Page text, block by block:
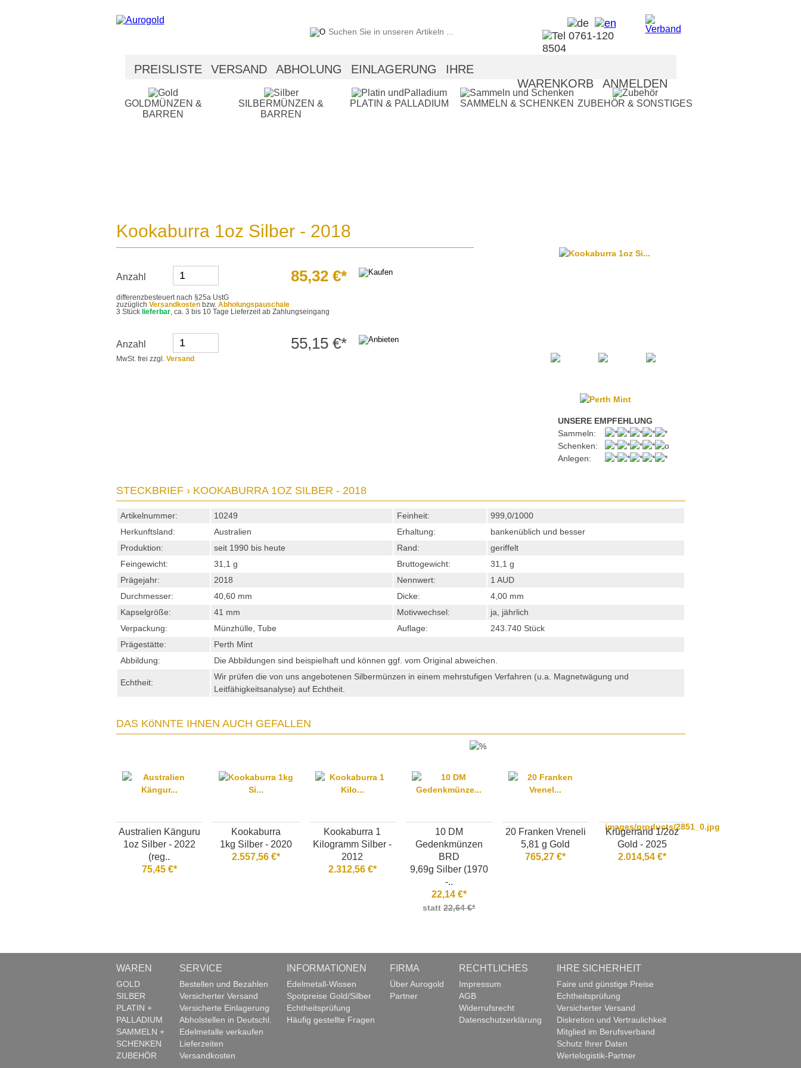
PREISLISTE VERSAND ABHOLUNG EINLAGERUNG
IHRE
WARENKORB ANMELDEN
GOLDMÜNZEN &
BARREN
SILBERMÜNZEN &
BARREN
PLATIN & PALLADIUM SAMMELN & SCHENKEN ZUBEHÖR & SONSTIGES
Kookaburra 1oz Silber - 2018
Anzahl 85,32 €*
differenzbesteuert nach §25a UstG
zuzüglich Versandkostenbzw. Abholungspauschale
3 Stück lieferbar, ca. 3 bis 10 Tage Lieferzeit ab Zahlungseingang
Anzahl 55,15 €*
MwSt. frei zzgl. Versand
UNSERE EMPFEHLUNG
Sammeln:
Schenken:
Anlegen:
STECKBRIEF › KOOKABURRA 1OZ SILBER - 2018
Artikelnummer: 10249 Feinheit:
999,0/1000
Herkunftsland:
Australien Erhaltung:
bankenüblich und besser
Produktion:
seit 1990 bis heute Rand:
geriffelt
Feingewicht:
31,1 g Bruttogewicht:
31,1 g
Prägejahr:
2018 Nennwert:
1 AUD
Durchmesser:
40,60 mm Dicke:
4,00 mm
Kapselgröße:
41 mm Motivwechsel:
ja, jährlich
Verpackung:
Münzhülle, Tube Auflage:
243.740 Stück
Prägestätte:
Perth Mint
Abbildung:
Die Abbildungen sind beispielhaft und können ggf. vom Original abweichen.
Echtheit:
Wir prüfen die von uns angebotenen Silbermünzen in einem mehrstufigen Verfahren (u.a. Magnetwägung und
Leitfähigkeitsanalyse) auf Echtheit.
DAS KöNNTE IHNEN AUCH GEFALLEN
Australien Känguru
1oz Silber - 2022
(reg..
75,45 €*
Kookaburra
1kg Silber - 2020
2.557,56 €*
Kookaburra 1
Kilogramm Silber -
2012
2.312,56 €*
10 DM
Gedenkmünzen
BRD
9,69g Silber (1970
-..
22,14 €*
statt 22,64 €*
20 Franken Vreneli
5,81 g Gold
765,27 €*
images/products/2851_0.jpg
Krügerrand 1/2oz
Gold - 2025
2.014,54 €*
WAREN
GOLD
SILBER
PLATIN +
PALLADIUM
SAMMELN +
SCHENKEN
ZUBEHÖR
SERVICE
Bestellen und Bezahlen
Versicherter Versand
Versicherte Einlagerung
Abholstellen in Deutschl.
Edelmetalle verkaufen
Lieferzeiten
Versandkosten
INFORMATIONEN
Edelmetall-Wissen
Spotpreise Gold/Silber
Echtheitsprüfung
Häufig gestellte Fragen
FIRMA
Über Aurogold
Partner
RECHTLICHES
Impressum
AGB
Widerrufsrecht
Datenschutzerklärung
IHRE SICHERHEIT
Faire und günstige Preise
Echtheitsprüfung
Versicherter Versand
Diskretion und Vertraulichkeit
Mitglied im Berufsverband
Schutz Ihrer Daten
Wertelogistik-Partner